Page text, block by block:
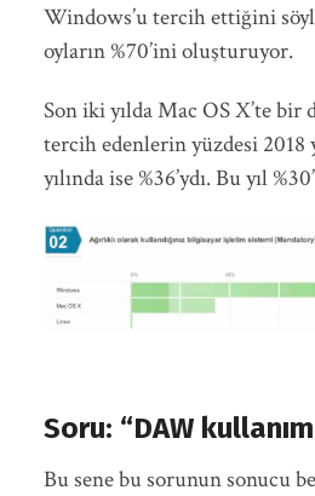
Windows’u tercih ettiğini
oyların %70’ini oluşturuyor.
Son iki yılda Mac OS X’te bir
tercih edenlerin yüzdesi 2018
yılında ise %36’ydı. Bu yıl
Soru: “DAW
Bu sene bu sorunun sonucu